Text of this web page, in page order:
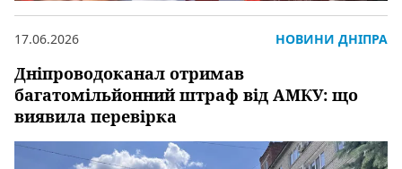
Дніпроводоканал отримав
багатомільйонний штраф від АМКУ: що
виявила перевірка
17.06.2026 НОВИНИ ДНІПРА